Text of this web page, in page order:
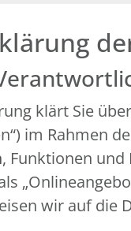
klärt Sie
im Rahmen
Funktionen
wir auf die